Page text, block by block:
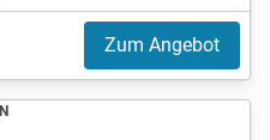
Zum Angebot